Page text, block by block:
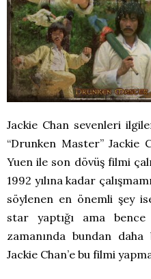
Jackie Chan sevenleri
“Drunken Master” Jackie
Yuen ile son dövüş filmi
1992 yılına kadar
söylenen en önemli şey
star yaptığı ama
zamanında bundan
Jackie Chan’e bu filmi